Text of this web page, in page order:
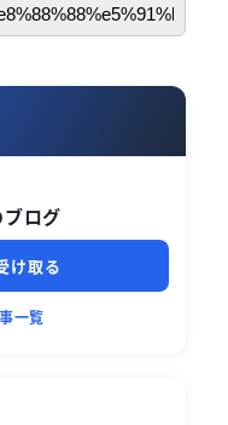
ログ
け取る
一覧